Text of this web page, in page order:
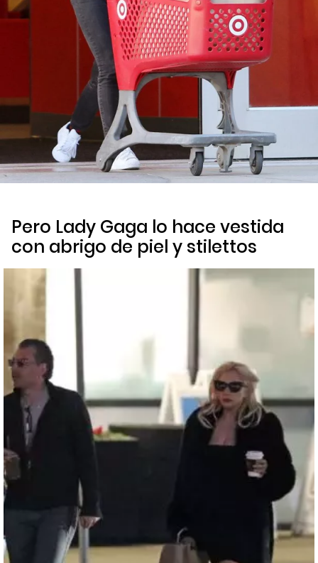
Pero Lady Gaga lo hace vestida
con abrigo de piel y stilettos